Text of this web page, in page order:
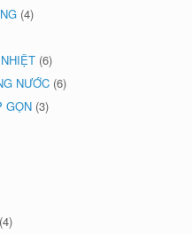
(4)
(6)
NƯỚC (6)
GỌN (3)
(4)